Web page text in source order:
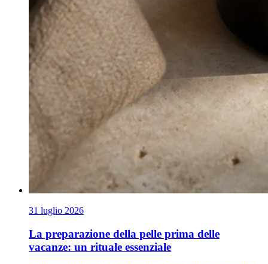
31 luglio 2026
La preparazione della pelle prima delle
vacanze: un rituale essenziale